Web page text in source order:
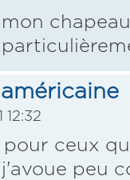
12:32
ceux
peu